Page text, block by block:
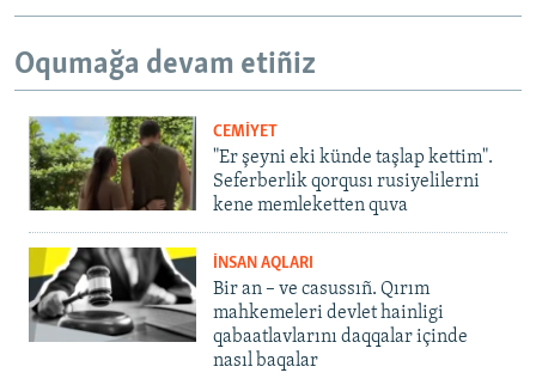
Oqumağa devam etiñiz
CEMİYET
"Er şeyni eki künde taşlap kettim".
Seferberlik qorqusı rusiyelilerni
kene memleketten quva
İNSAN AQLARI
Bir an – ve casussıñ. Qırım
mahkemeleri devlet hainligi
qabaatlavlarını daqqalar içinde
nasıl baqalar